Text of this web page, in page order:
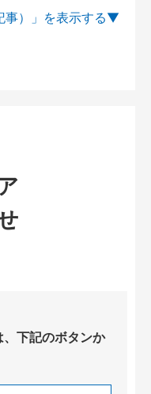
事）」を
下記のボタンか